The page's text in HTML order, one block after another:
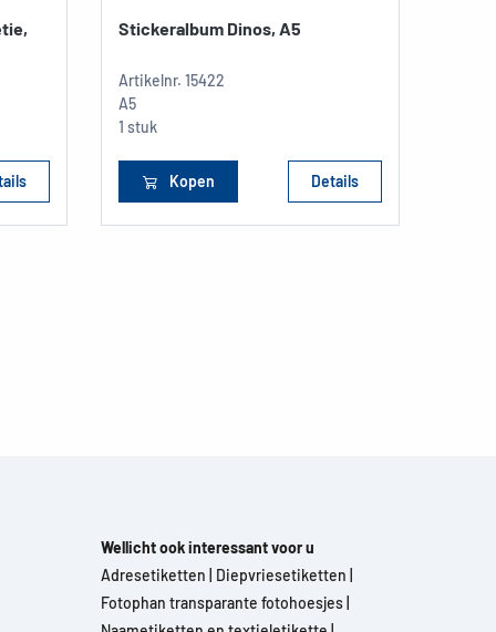
Stickeralbum Dinos, A5
Artikelnr. 15422
A5
1 stuk
Kopen Details
Wellicht ook interessant voor u
Adresetiketten
Diepvriesetiketten
Fotophan transparante fotohoesjes